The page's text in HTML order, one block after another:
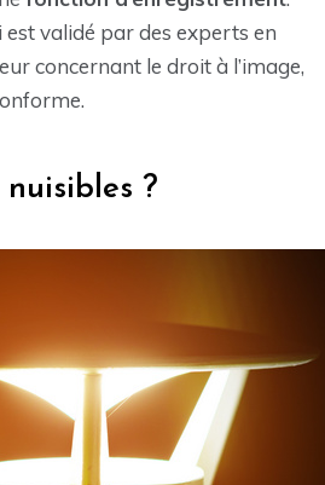
validé par des experts en
concernant le droit à l’image,
?